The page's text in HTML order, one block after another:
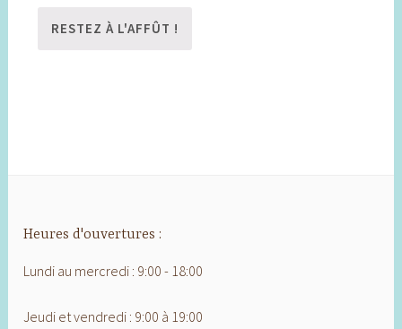
Heures d'ouvertures :
Lundi au mercredi : 9:00 - 18:00
Jeudi et vendredi : 9:00 à 19:00